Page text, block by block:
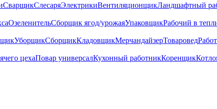
СварщикСлесаряЭлектрикиВентиляционщикЛандшафтный
ОзеленительСборщик ягод/урожаяУпаковщикРабочий в
УборщикСборщикКладовщикМерчандайзерТоваровед
цехаПовар универсалКухонный работникКоренщик